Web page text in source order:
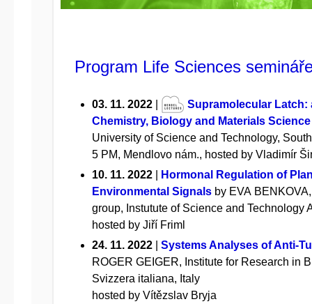
Program Life Sciences
03. 11. 2022
Supramolecular Latch:
Chemistry, Biology and Materials Science
University of Science and Technology,
5 PM, Mendlovo nám., hosted by Vladimír
10. 11. 2022
Hormonal Regulation of
Environmental Signals by EVA
group, Instutute of Science and Technology
hosted by Jiří Friml
24. 11. 2022
Systems Analyses of Anti-
ROGER GEIGER, Institute for Research in
Svizzera italiana, Italy
hosted by Vítězslav Bryja